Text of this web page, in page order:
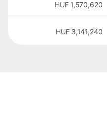
1,570,620
HUF
3,141,240
HUF